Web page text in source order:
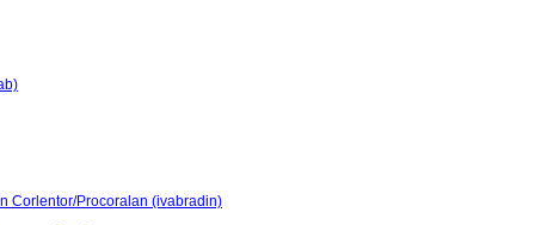
Corlentor/Procoralan (ivabradin)